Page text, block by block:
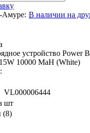
Амуре: В наличии на
устройство Power
10000 MaH (White)
VL000006444
шт
(8)